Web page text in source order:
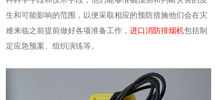
生和可能影响的范围，以便采取相应的预防措施他们会在灾
难来临之前提前做好各项准备工作， 进口消防排烟机包括制
定应急预案、组织演练等。